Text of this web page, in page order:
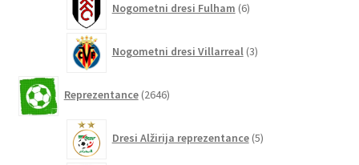
Nogometni dresi Fulham 6izdelkov
Nogometni dresi Villarreal 3izdelki
Reprezentance 2646izdelkov
Dresi Alžirija reprezentance 5izdelkov